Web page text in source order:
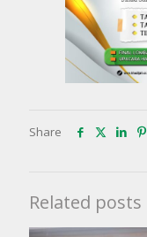
Share
Related posts